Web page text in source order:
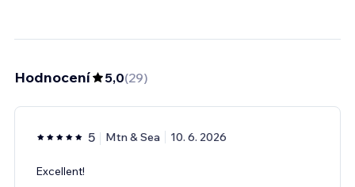
Hodnocení 5,0(29)
5 Mtn & Sea 10. 6. 2026
Excellent!